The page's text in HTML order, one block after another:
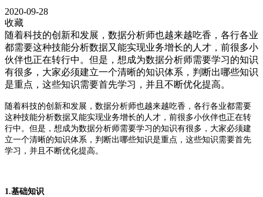
2020-09-28
收藏
随着科技的创新和发展，数据分析师也越来越吃香，各行各业
都需要这种技能分析数据又能实现业务增长的人才，前很多小
伙伴也正在转行中。但是，想成为数据分析师需要学习的知识
有很多，大家必须建立一个清晰的知识体系，判断出哪些知识
是重点，这些知识需要首先学习，并且不断优化提高。
随着科技的创新和发展，数据分析师也越来越吃香，各行各业都需要
这种技能分析数据又能实现业务增长的人才，前很多小伙伴也正在转
行中。但是，想成为数据分析师需要学习的知识有很多，大家必须建
立一个清晰的知识体系，判断出哪些知识是重点，这些知识需要首先
学习，并且不断优化提高。
1.基础知识